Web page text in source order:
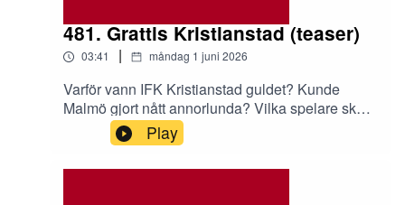
481. Grattis Kristianstad (teaser)
03:41 | måndag 1 juni 2026
Varför vann IFK Kristianstad guldet? Kunde
Malmö gjort nått annorlunda? Vilka spelare ska
hyllas? Vad händer med båda lagen till nästa
säsong? Ska Emil Berggren lyckas få in ett
europasvep? Frågorna är många, svaren likaså.
Play